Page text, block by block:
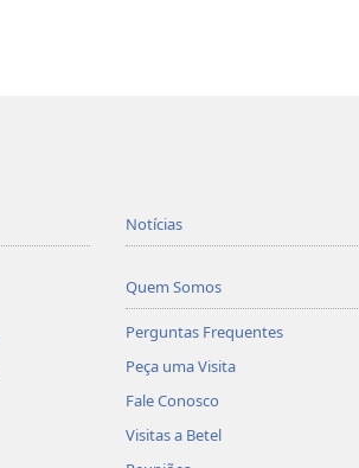
Notícias
Quem Somos
Perguntas Frequentes
Peça uma Visita
Fale Conosco
Visitas a Betel